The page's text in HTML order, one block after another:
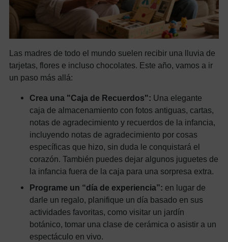
Las madres de todo el mundo suelen recibir una lluvia de
tarjetas, flores e incluso chocolates. Este año, vamos a ir
un paso más allá:
Crea una "Caja de Recuerdos": Una elegante
caja de almacenamiento con fotos antiguas, cartas,
notas de agradecimiento y recuerdos de la infancia,
incluyendo notas de agradecimiento por cosas
específicas que hizo, sin duda le conquistará el
corazón. También puedes dejar algunos juguetes de
la infancia fuera de la caja para una sorpresa extra.
Programe un “día de experiencia”: en lugar de
darle un regalo, planifique un día basado en sus
actividades favoritas, como visitar un jardín
botánico, tomar una clase de cerámica o asistir a un
espectáculo en vivo.